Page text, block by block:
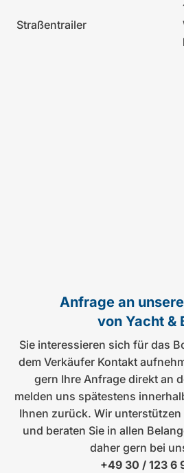
Straßentrailer
Anfrage an
von Yacht &
Sie interessieren sich für das
dem Verkäufer Kontakt
gern Ihre Anfrage direkt an
melden uns spätestens
Ihnen zurück. Wir unterstützen
und beraten Sie in allen
daher gern bei
+49 30 / 123 6